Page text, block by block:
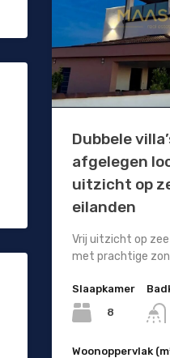
Dubbele
afgelegen
uitzicht op
eilanden
Vrij uitzicht op
met prachtige
Slaapkamer
8
Woonoppervlak